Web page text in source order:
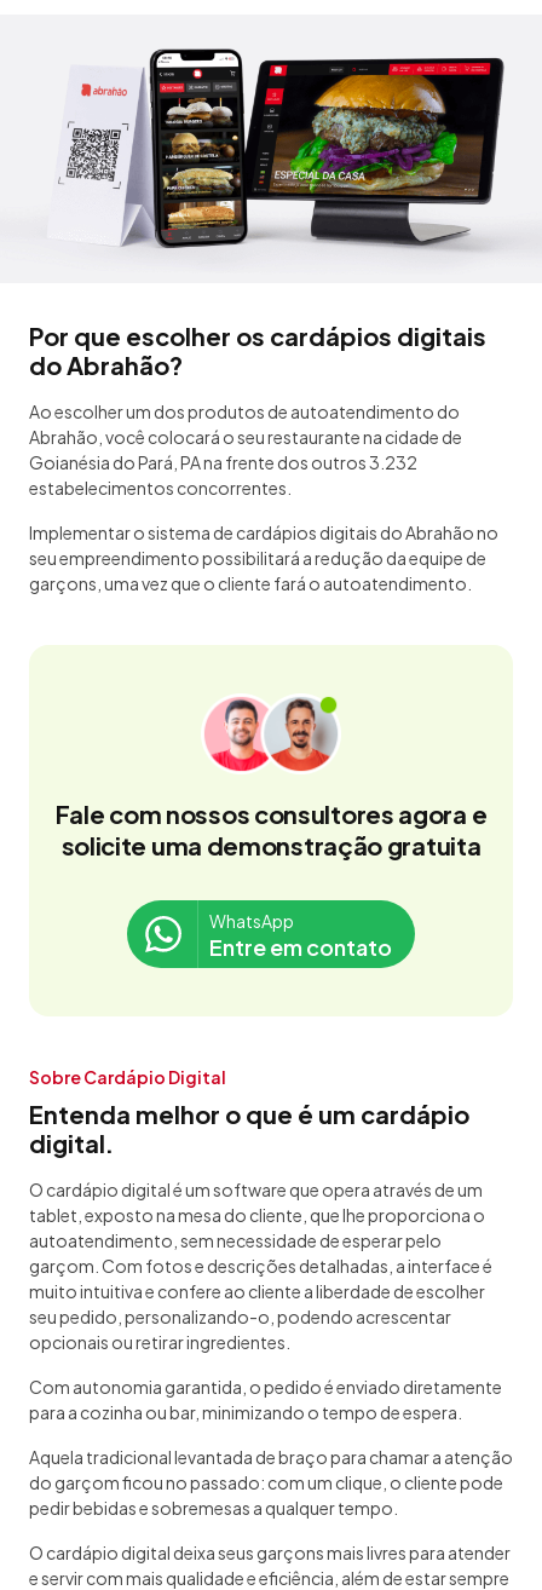
Por que escolher os cardápios digitais
do Abrahão?
Ao escolher um dos produtos de autoatendimento do
Abrahão, você colocará o seu restaurante na cidade de
Goianésia do Pará, PA na frente dos outros 3.232
estabelecimentos concorrentes.
Implementar o sistema de cardápios digitais do Abrahão no
seu empreendimento possibilitará a redução da equipe de
garçons, uma vez que o cliente fará o autoatendimento.
Fale com nossos consultores agora e
solicite uma demonstração gratuita
WhatsApp
Entre em contato
Sobre Cardápio Digital
Entenda melhor o que é um cardápio
digital.
O cardápio digital é um software que opera através de um
tablet, exposto na mesa do cliente, que lhe proporciona o
autoatendimento, sem necessidade de esperar pelo
garçom. Com fotos e descrições detalhadas, a interface é
muito intuitiva e confere ao cliente a liberdade de escolher
seu pedido, personalizando-o, podendo acrescentar
opcionais ou retirar ingredientes.
Com autonomia garantida, o pedido é enviado diretamente
para a cozinha ou bar, minimizando o tempo de espera.
Aquela tradicional levantada de braço para chamar a atenção
do garçom ficou no passado: com um clique, o cliente pode
pedir bebidas e sobremesas a qualquer tempo.
O cardápio digital deixa seus garçons mais livres para atender
e servir com mais qualidade e eficiência, além de estar sempre